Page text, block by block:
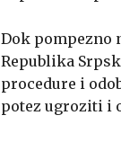
Dok pompezno
Republika
procedure i
potez ugroziti i